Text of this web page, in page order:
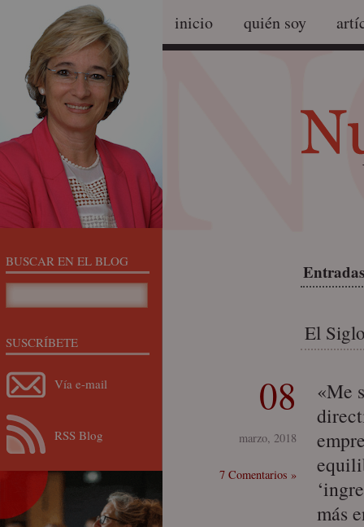
inicio quién soy
El
08
marzo, 2018
7 Comentarios »
«Me
más
BUSCAR EN EL BLOG
SUSCRÍBETE
Vía e-mail
RSS Blog